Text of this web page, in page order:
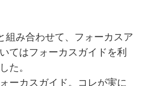
組み合わせて、フォーカスア
てはフォーカスガイドを利
た。
ーカスガイド。コレが実に